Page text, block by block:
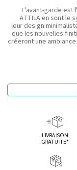
L'avant-garde est
ATTILA en sont le
leur design
que les nouvelles
créeront une
LIVRAISON
GRATUITE*